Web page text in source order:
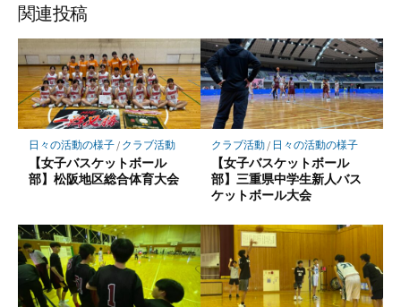
関連投稿
日々の活動の様子/ クラブ活動
【女子バスケットボール
部】松阪地区総合体育大会
クラブ活動/ 日々の活動の様子
【女子バスケットボール
部】三重県中学生新人バス
ケットボール大会